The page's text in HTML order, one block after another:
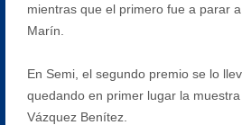
mientras que el primero fue a parar
Marín.
En Semi, el segundo premio se lo
quedando en primer lugar la
Vázquez Benítez.